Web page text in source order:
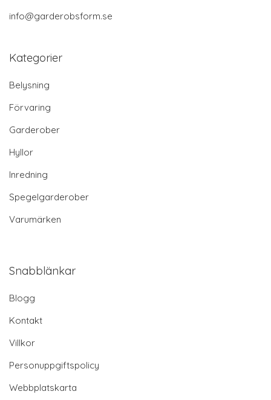
info@garderobsform.se
Kategorier
Belysning
Förvaring
Garderober
Hyllor
Inredning
Spegelgarderober
Varumärken
Snabblänkar
Blogg
Kontakt
Villkor
Personuppgiftspolicy
Webbplatskarta